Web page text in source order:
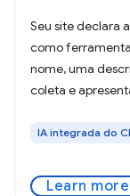
Seu site declara
como
nome, uma
coleta e
IA integrada do
Learn more